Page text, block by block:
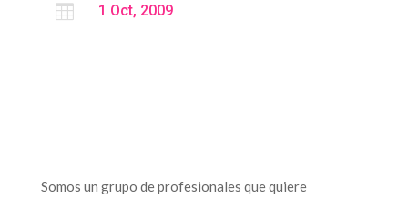
 1 Oct, 2009
Somos un grupo de profesionales que quiere